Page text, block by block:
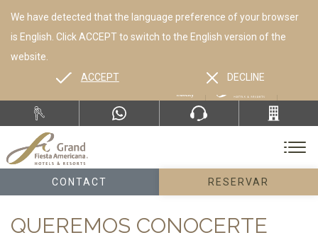
CONTACT RESERVAR
We have detected that the language preference of your browser
is English. Click ACCEPT to switch to the English version of the
website.
ACCEPT
DECLINE
QUEREMOS CONOCERTE